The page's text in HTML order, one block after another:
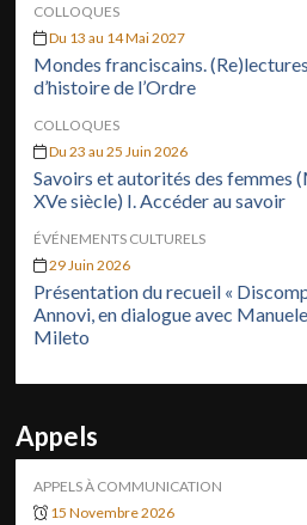
COLLOQUES
Du 13 au 14 Mai 2027
Mondes franciscains.
d’histoire de l’Ordre
COLLOQUES
Du 23 au 25 Juin 2026
Savoirs et autorités des femmes
XVe siècle) I. Accéder au savoir
ÉVÉNEMENTS CULTURELS
29 Juin 2026
Présentation du recueil «
Annovi, en dialogue avec
Mileto
Appels
APPELS À COMMUNICATION
15 Novembre 2026